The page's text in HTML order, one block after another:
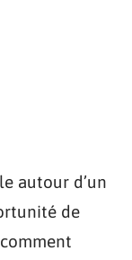
autour d’un
de